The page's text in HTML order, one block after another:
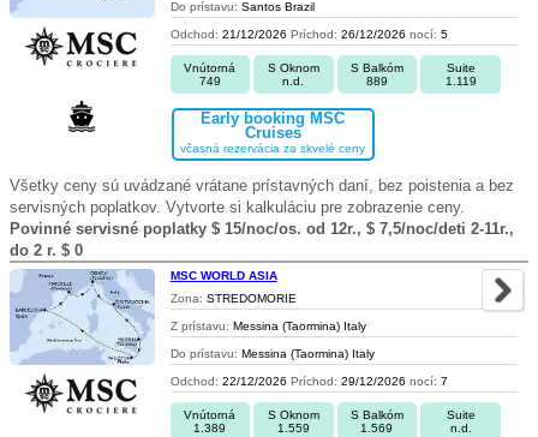
Do prístavu: Santos Brazil
Odchod: 21/12/2026 Príchod: 26/12/2026 nocí: 5
Vnútorná
749
S Oknom
n.d.
S Balkóm
889
Suite
1.119
Early booking MSC
Cruises
včasná rezervácia za skvelé ceny
Všetky ceny sú uvádzané vrátane prístavných daní, bez poistenia a bez
servisných poplatkov. Vytvorte si kalkuláciu pre zobrazenie ceny.
Povinné servisné poplatky $ 15/noc/os. od 12r., $ 7,5/noc/deti 2-11r.,
do 2 r. $ 0
MSC WORLD ASIA
Zona: STREDOMORIE
Z prístavu: Messina (Taormina) Italy
Do prístavu: Messina (Taormina) Italy
Odchod: 22/12/2026 Príchod: 29/12/2026 nocí: 7
Vnútorná
1.389
S Oknom
1.559
S Balkóm
1.569
Suite
n.d.